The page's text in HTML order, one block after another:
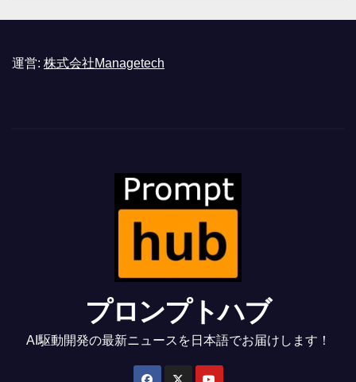
運営: 株式会社Managetech
プロンプトハブ
AI駆動開発の最新ニュースを日本語でお届けします！